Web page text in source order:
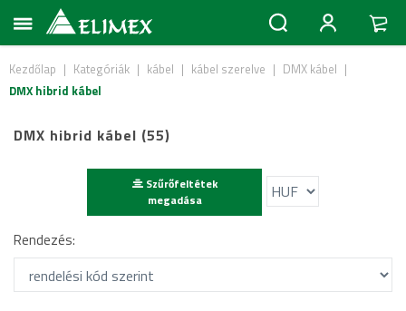
Kezdőlap | Kategóriák | kábel | kábel szerelve | DMX kábel |
DMX hibrid kábel
DMX hibrid kábel (55)
Szűrőfeltétek
megadása
Rendezés: